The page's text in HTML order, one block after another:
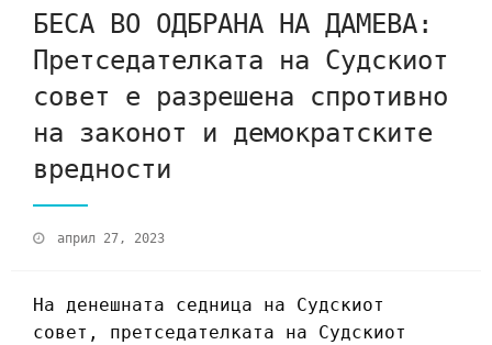
БЕСА ВО ОДБРАНА НА ДАМЕВА:
Претседателката на Судскиот
совет е разрешена спротивно
на законот и демократските
вредности
април 27, 2023
На денешната седница на Судскиот
совет, претседателката на Судскиот